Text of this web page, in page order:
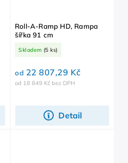
Roll-A-Ramp HD, Rampa
šířka 91 cm
Skladem (5 ks)
od 18 849 Kč bez DPH
od 22 807,29 Kč
Detail